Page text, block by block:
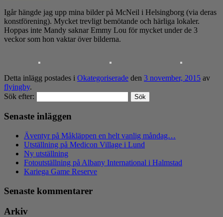
Igår hängde jag upp mina bilder på McNeil i Helsingborg (via deras
konstförening). Mycket trevligt bemötande och härliga lokaler.
Hoppas inte Mandy saknar Emmy Lou för mycket under de 3
veckor som hon vaktar över bilderna.
Detta inlägg postades i Okategoriserade den 3 november, 2015 av
flyingby.
Sök efter:
Senaste inläggen
Äventyr på Måkläppen en helt vanlig måndag…
Utställning på Medicon Village i Lund
Ny utställning
Fotoutställning på Albany International i Halmstad
Kariega Game Reserve
Senaste kommentarer
Arkiv